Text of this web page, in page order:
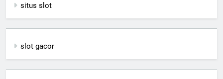
situs slot
slot gacor